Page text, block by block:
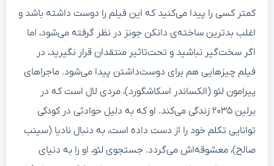
کمتر کسی را پیدا می‌کنید که این فیلم را دوست داشته باشد و
اغلب بدترین ساخته‌ی دانکن جونز در نظر گرفته می‌شود، اما
اگر سخت‌گیر نباشید و تحت‌تاثیر منتقدان قرار نگیرید، در
فیلم چیزهایی هم برای دوست‌داشتن پیدا می‌شود. ماجراهای
پیرامون لئو (الکساندر اسکاشگورد)، مردی لال است که در
برلین ۲۰۳۵ زندگی می‌کند. او که به دلیل حوادثی در کودکی
توانایی تکلم خود را از دست داده است، به دنبال نادیا (سینب
صالح)، معشوقه‌اش می‌گردد. جستجوی لئو، او را به دنیای